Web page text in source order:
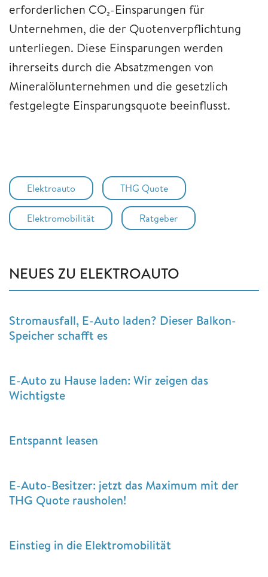
erforderlichen CO₂-Einsparungen für
Unternehmen, die der Quotenverpflichtung
unterliegen. Diese Einsparungen werden
ihrerseits durch die Absatzmengen von
Mineralölunternehmen und die gesetzlich
festgelegte Einsparungsquote beeinflusst.
Elektroauto THG Quote
Elektromobilität Ratgeber
NEUES ZU ELEKTROAUTO
Stromausfall, E-Auto laden? Dieser Balkon-
Speicher schafft es
E-Auto zu Hause laden: Wir zeigen das
Wichtigste
Entspannt leasen
E-Auto-Besitzer: jetzt das Maximum mit der
THG Quote rausholen!
Einstieg in die Elektromobilität